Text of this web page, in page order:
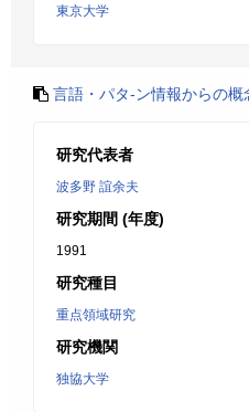
東京大学
言語・パタ-ン情報からの概
研究代表者
波多野 誼余夫
研究期間 (年度)
1991
研究種目
重点領域研究
研究機関
独協大学